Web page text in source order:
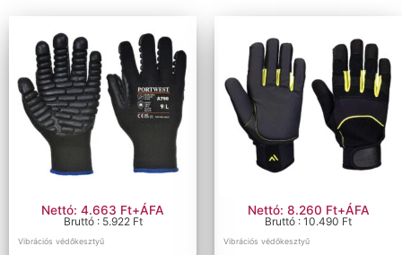
2 579 Ft 9 348 Ft
Méret szerinti szűrés
Nettó: 4.663 Ft+ÁFA
Bruttó : 5.922 Ft
Vibrációs védőkesztyű
Nettó: 8.260 Ft+ÁFA
Bruttó : 10.490 Ft
Vibrációs védőkesztyű